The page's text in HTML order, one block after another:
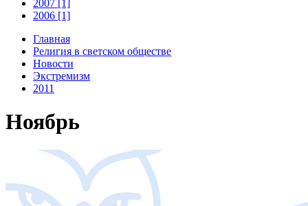
2007 [1]
2006 [1]
Главная
Религия в светском обществе
Новости
Экстремизм
2011
Ноябрь